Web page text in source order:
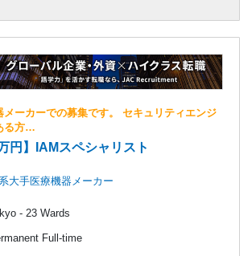
メーカーでの募集です。 セキュリティエンジ
る方…
円】IAMスペシャリスト
大手医療機器メーカー
- 23 Wards
Full-time